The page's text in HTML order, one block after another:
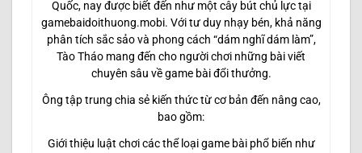
Quốc, nay được biết đến như một cây bút chủ lực tại
gamebaidoithuong.mobi. Với tư duy nhạy bén, khả năng
phân tích sắc sảo và phong cách “dám nghĩ dám làm”,
Tào Tháo mang đến cho người chơi những bài viết
chuyên sâu về game bài đổi thưởng.
Ông tập trung chia sẻ kiến thức từ cơ bản đến nâng cao,
bao gồm:
Giới thiệu luật chơi các thể loại game bài phổ biến như